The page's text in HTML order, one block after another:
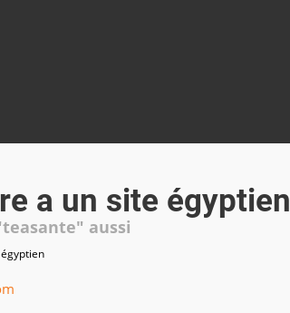
a un site égyptien
aussi